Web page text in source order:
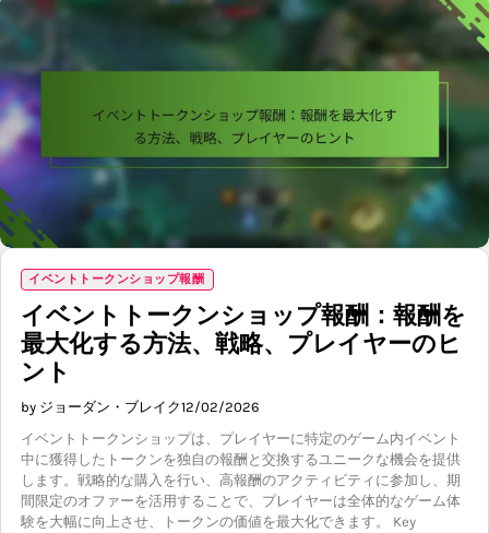
イベントトークンショップ報酬
イベントトークンショップ報酬：報酬を
最大化する方法、戦略、プレイヤーのヒ
ント
by ジョーダン・ブレイク12/02/2026
イベントトークンショップは、プレイヤーに特定のゲーム内イベント
中に獲得したトークンを独自の報酬と交換するユニークな機会を提供
します。戦略的な購入を行い、高報酬のアクティビティに参加し、期
間限定のオファーを活用することで、プレイヤーは全体的なゲーム体
験を大幅に向上させ、トークンの価値を最大化できます。 Key